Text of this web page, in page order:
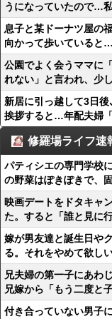
うになっていたので…
息子と某ドーナツ屋の
向かって歩いていると
公園でよく会うママに
れない」と言われ、少
新居に引っ越して3日後
挨拶すると…年配夫婦
修羅場ライフ速
パティシエの専門学校
の野菜はぽきぽきで、
映画デートをドタキャ
た。すると「誰と見に
嫁が男友達と誕生日や
る。それをやめて欲し
兄夫婦の第一子にあわ
兄嫁から「もう二度と
付き合っていない男子